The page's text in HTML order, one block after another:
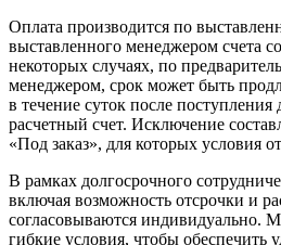
Оплата производится по
выставленного менеджером счета
некоторых случаях, по
менеджером, срок может быть
в течение суток после
расчетный счет. Исключение
«Под заказ», для которых условия
В рамках долгосрочного
включая возможность отсрочки и
согласовываются индивидуально.
гибкие условия, чтобы обеспечить